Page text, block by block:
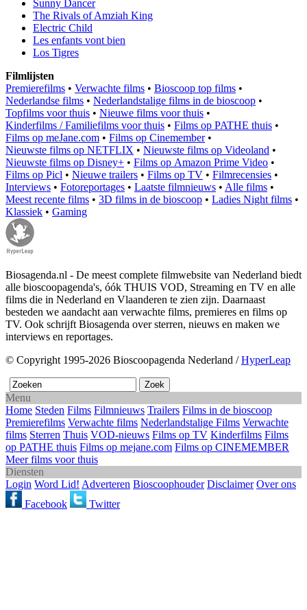
Sunny Dancer
The Rivals of Amziah King
Electric Child
Les enfants vont bien
Los Tigres
Filmlijsten
Premierefilms • Verwachte films • Bioscoop top films •
Nederlandse films • Nederlandstalige films in de bioscoop •
Topfilms voor thuis • Nieuwe films voor thuis •
Kinderfilms / Familiefilms voor thuis • Films op PATHE thuis •
Films op meJane.com • Films op Cinemember•
Nieuwste films op NETFLIX • Nieuwste films op Videoland •
Nieuwste films op Disney+ • Films op Amazon Prime Video •
Films op Picl • Nieuwe trailers • Films op TV • Filmrecensies •
Interviews • Fotoreportages • Laatste filmnieuws • Alle films •
Meest recente films • 3D films in de bioscoop • Ladies Night films •
Klassiek • Gaming
Biosagenda.nl - De meest complete filmwebsite van Nederland biedt
alle bioscoopagenda's, óók THUIS VOD, Streaming en TV en alle
films die in Nederland en Vlaanderen te zien zijn. Daarnaast
besteden we aandacht aan verwachte films, premieres en films op
TV. Ook schrijft Biosagenda over sterren, nieuws en maken we
interviews en reportages.
© Copyright 1995-2026 Bioscoopagenda Nederland /HyperLeap
Menu
Home Steden Films Filmnieuws Trailers Films in de bioscoop
Premierefilms Verwachte films Nederlandstalige Films Verwachte
films Sterren Thuis VOD-nieuws Films op TV Kinderfilms Films
op PATHE thuis Films op mejane.com Films op CINEMEMBER
Meer films voor thuis
Diensten
Login Word Lid! Adverteren Bioscoophouder Disclaimer Over ons
Facebook
Twitter